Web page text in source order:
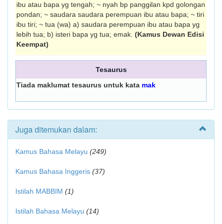
ibu atau bapa yg tengah; ~ nyah bp panggilan kpd golongan
pondan; ~ saudara saudara perempuan ibu atau bapa; ~ tiri
ibu tiri; ~ tua (wa) a) saudara perempuan ibu atau bapa yg
lebih tua; b) isteri bapa yg tua; emak. (Kamus Dewan Edisi
Keempat)
Tesaurus
Tiada maklumat tesaurus untuk kata mak
Juga ditemukan dalam:
Kamus Bahasa Melayu (249)
Kamus Bahasa Inggeris (37)
Istilah MABBIM (1)
Istilah Bahasa Melayu (14)